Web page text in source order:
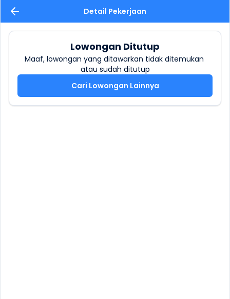
Detail Pekerjaan
Lowongan Ditutup
Maaf, lowongan yang ditawarkan tidak ditemukan
atau sudah ditutup
Cari Lowongan Lainnya